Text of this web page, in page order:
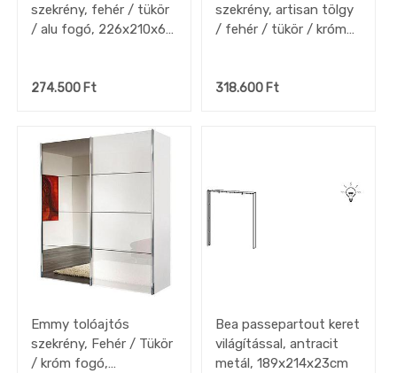
szekrény, fehér / tükör
/ alu fogó, 226x210x62
274.500 Ft
szekrény, artisan tölgy
/ fehér / tükör / króm
318.600Ft
Emmy tolóajtós
szekrény, Fehér / Tükör
/ króm fogó,
Bea passepartout keret
világítással, antracit
metál, 189x214x23cm